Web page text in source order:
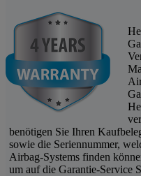
benötigen Sie Ihren
sowie die Seriennummer,
Airbag-Systems finden
um auf die Garantie-Service